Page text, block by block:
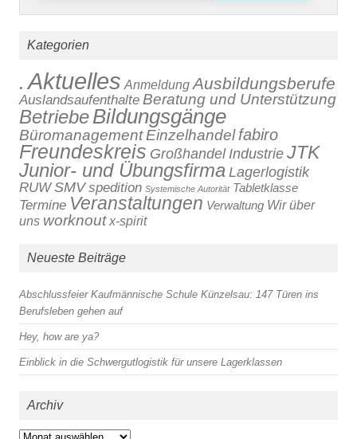
Kategorien
. Aktuelles Anmeldung Ausbildungsberufe
Auslandsaufenthalte Beratung und Unterstützung
BetriebeBildungsgänge
Büromanagement Einzelhandel fabiro
Freundeskreis Großhandel Industrie JTK
Junior- und Übungsfirma Lagerlogistik
RUW SMV spedition Systemische Autorität Tabletklasse
Termine Veranstaltungen Verwaltung Wir über
uns worknout x-spirit
Neueste Beiträge
Abschlussfeier Kaufmännische Schule Künzelsau: 147 Türen ins
Berufsleben gehen auf
Hey, how are ya?
Einblick in die Schwergutlogistik für unsere Lagerklassen
Archiv
Archiv